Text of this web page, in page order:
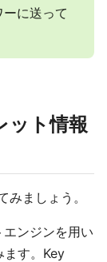
に送って
ット情報
ましょう。
ンジンを用い
ます。Key